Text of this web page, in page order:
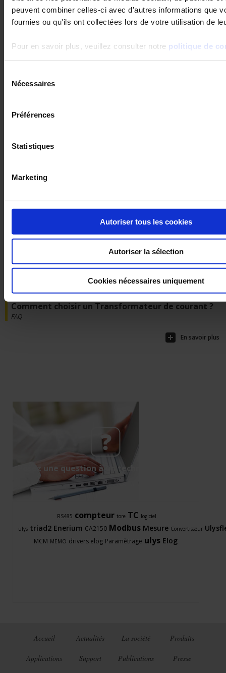
peuvent combiner celles-ci avec d'autres informations que
fournies ou qu'ils ont collectées lors de votre utilisation de
Pour en savoir plus, veuillez consulter notre politique de
Nécessaires
Préférences
Statistiques
Marketing
Autoriser tous les cookies
Autoriser la sélection
Cookies nécessaires uniquement
Comment choisir un compteur divisionnaire ?
FAQ
En savoir plus
transformateur de courant ?
Comment configurer un ULYS TTA à la mise en
FAQ
service ?
En savoir plus
Comment choisir un Transformateur de courant ?
FAQ
En savoir plus
Posez une question à un technicien support
RS485 compteur tore TC logiciel
ulys triad2 Enerium CA2150 Modbus Mesure Convertisseur
MCM MEMO drivers elog Paramètrage ulys Elog
Accueil Actualités La société Produits
Applications Support Publications Presse